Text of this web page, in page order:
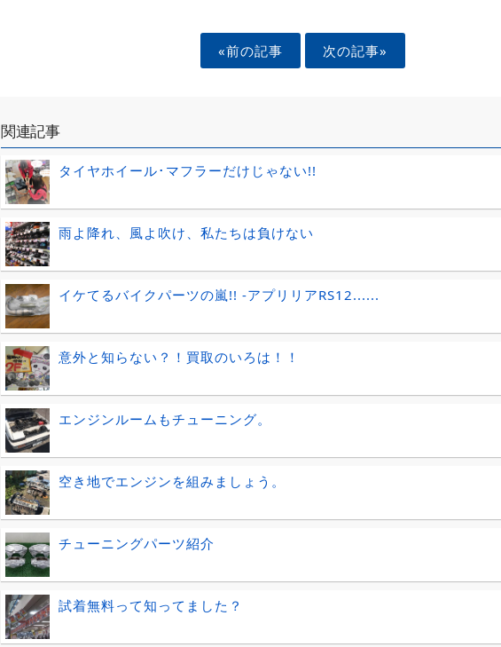
«前の記事 次の記事»
関連記事
タイヤホイール･マフラーだけじゃない!!
雨よ降れ、風よ吹け、私たちは負けない
イケてるバイクパーツの嵐!! -アプリリアRS12......
意外と知らない？！買取のいろは！！
エンジンルームもチューニング。
空き地でエンジンを組みましょう。
チューニングパーツ紹介
試着無料って知ってました？